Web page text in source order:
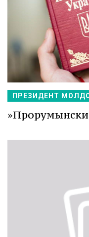
ПРЕЗИДЕНТ